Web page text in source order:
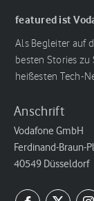
featured ist
Als Begleiter auf
besten Stories
heißesten Tech-
Anschrift
Vodafone GmbH
Ferdinand-Braun-
40549 Düsseldorf